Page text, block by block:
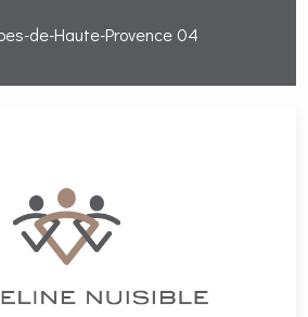
de-Haute-Provence 04